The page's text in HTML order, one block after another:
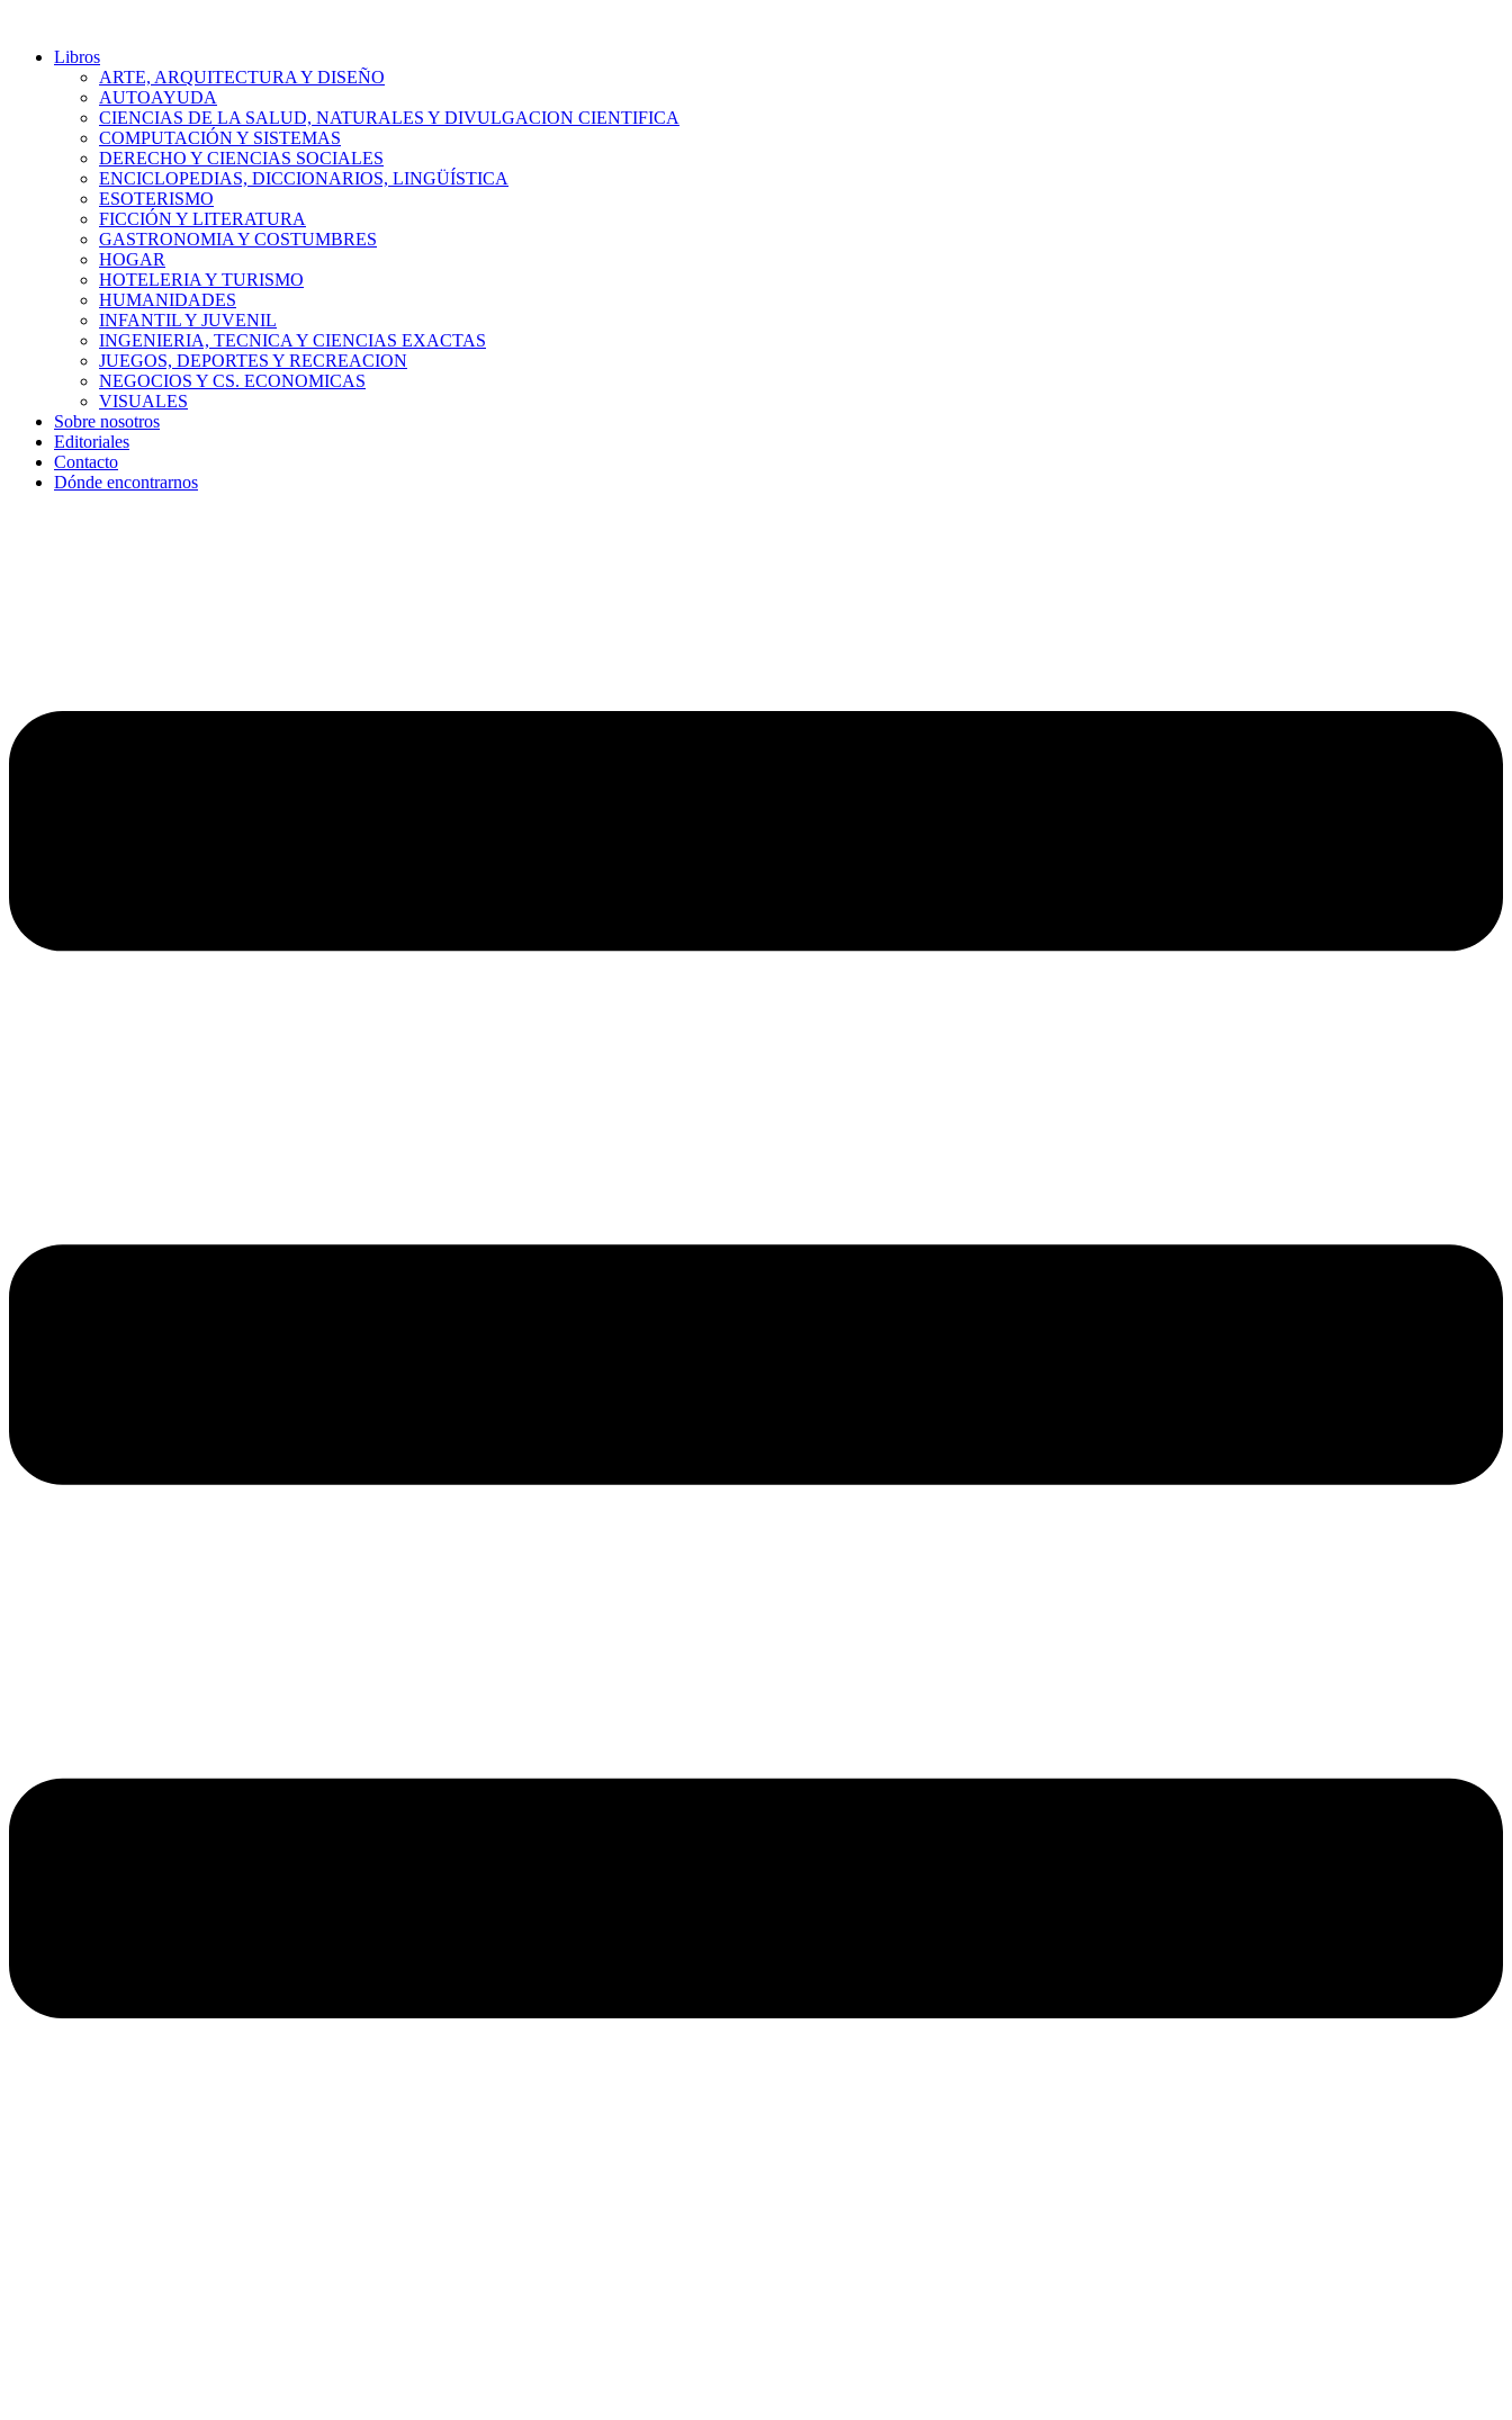
Libros
ARTE, ARQUITECTURA Y DISEÑO
AUTOAYUDA
CIENCIAS DE LA SALUD, NATURALES Y DIVULGACION CIENTIFICA
COMPUTACIÓN Y SISTEMAS
DERECHO Y CIENCIAS SOCIALES
ENCICLOPEDIAS, DICCIONARIOS, LINGÜÍSTICA
ESOTERISMO
FICCIÓN Y LITERATURA
GASTRONOMIA Y COSTUMBRES
HOGAR
HOTELERIA Y TURISMO
HUMANIDADES
INFANTIL Y JUVENIL
INGENIERIA, TECNICA Y CIENCIAS EXACTAS
JUEGOS, DEPORTES Y RECREACION
NEGOCIOS Y CS. ECONOMICAS
VISUALES
Sobre nosotros
Editoriales
Contacto
Dónde encontrarnos